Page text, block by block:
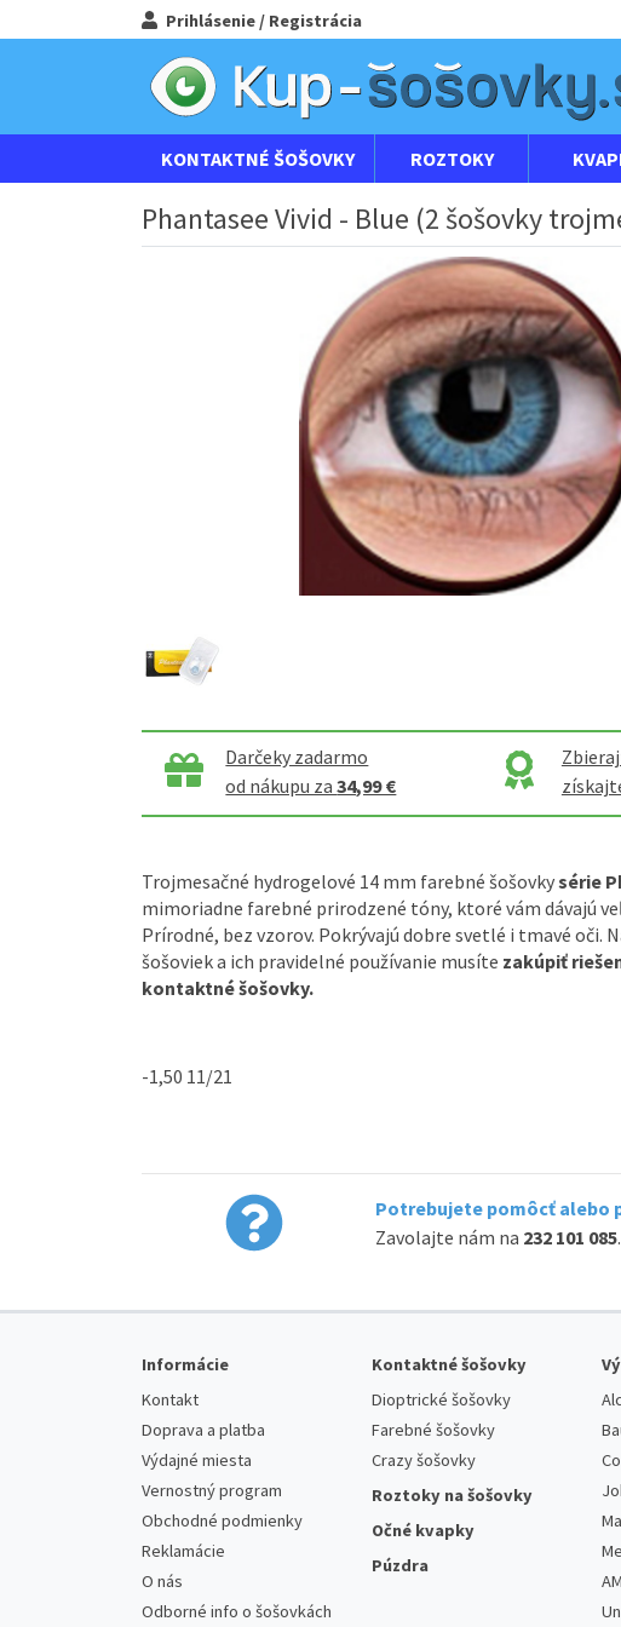
Prihlásenie / Registrácia
KONTAKTNÉ ŠOŠOVKY ROZTOKY
Phantasee Vivid - Blue (2 šošovky
Darčeky zadarmo
od nákupu za34,99 €
Trojmesačné hydrogelové 14 mm farebné šošovkysérie
mimoriadne farebné prirodzené tóny, ktoré vám dávajú
Prírodné, bez vzorov. Pokrývajú dobre svetlé i tmavé oči.
šošoviek a ich pravidelné používanie musíte zakúpiť
kontaktné šošovky.
-1,50 11/21
Potrebujete pomôcť alebo
Zavolajte nám na 232 101 085.
Informácie
Kontakt
Doprava a platba
Výdajné miesta
Vernostný program
Obchodné podmienky
Reklamácie
O nás
Odborné info o šošovkách
Kontaktné šošovky
Dioptrické šošovky
Farebné šošovky
Crazy šošovky
Roztoky na šošovky
Očné kvapky
Púzdra